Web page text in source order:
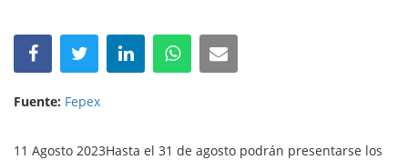
Fuente: Fepex
11 Agosto 2023Hasta el 31 de agosto podrán presentarse los